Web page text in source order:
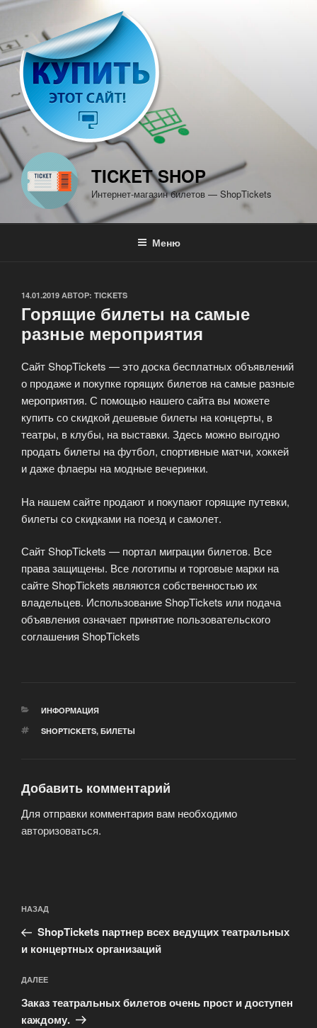
Перейти
содержимому
TICKET SHOP
Интернет-магазин билетов — ShopTickets
Меню
ОПУБЛИКОВАНО
14.01.2019 АВТОР: TICKETS
Горящие билеты на самые
разные мероприятия
Сайт ShopTickets — это доска бесплатных объявлений
о продаже и покупке горящих билетов на самые разные
мероприятия. С помощью нашего сайта вы можете
купить со скидкой дешевые билеты на концерты, в
театры, в клубы, на выставки. Здесь можно выгодно
продать билеты на футбол, спортивные матчи, хоккей
и даже флаеры на модные вечеринки.
На нашем сайте продают и покупают горящие путевки,
билеты со скидками на поезд и самолет.
Сайт ShopTickets — портал миграции билетов. Все
права защищены. Все логотипы и торговые марки на
сайте ShopTickets являются собственностью их
владельцев. Использование ShopTickets или подача
объявления означает принятие пользовательского
соглашения ShopTickets
РУБРИКИ
ИНФОРМАЦИЯ
МЕТКИ
SHOPTICKETS, БИЛЕТЫ
Добавить комментарий
Для отправки комментария вам необходимо
авторизоваться.
по
записям
Предыдущая
запись:
НАЗАД
ShopTickets партнер всех ведущих театральных
и концертных организаций
Следующая
запись
ДАЛЕЕ
Заказ театральных билетов очень прост и доступен
каждому.